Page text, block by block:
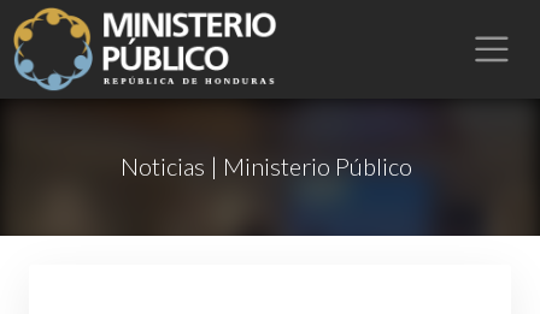
Noticias | Ministerio Público